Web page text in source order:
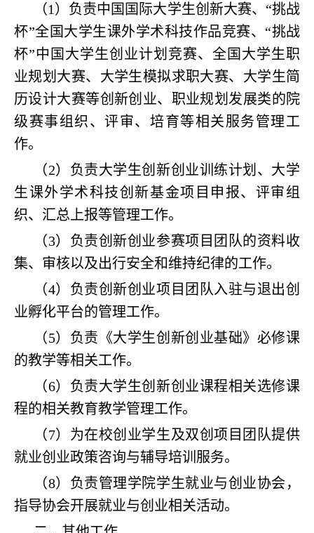
（1）负责中国国际大学生创新大赛、“挑战
杯”全国大学生课外学术科技作品竞赛、“挑战
杯”中国大学生创业计划竞赛、全国大学生职
业规划大赛、大学生模拟求职大赛、大学生简
历设计大赛等创新创业、职业规划发展类的院
级赛事组织、评审、培育等相关服务管理工
作。
（2）负责大学生创新创业训练计划、大学
生课外学术科技创新基金项目申报、评审组
织、汇总上报等管理工作。
（3）负责创新创业参赛项目团队的资料收
集、审核以及出行安全和维持纪律的工作。
（4）负责创新创业项目团队入驻与退出创
业孵化平台的管理工作。
（5）负责《大学生创新创业基础》必修课
的教学等相关工作。
（6）负责大学生创新创业课程相关选修课
程的相关教育教学管理工作。
（7）为在校创业学生及双创项目团队提供
就业创业政策咨询与辅导培训服务。
（8）负责管理学院学生就业与创业协会，
指导协会开展就业与创业相关活动。